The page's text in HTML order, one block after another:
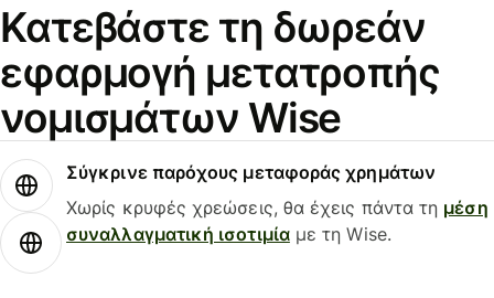
Κατεβάστε τη δωρεάν
εφαρμογή μετατροπής
νομισμάτων Wise
Σύγκρινε παρόχους μεταφοράς χρημάτων
Χωρίς κρυφές χρεώσεις, θα έχεις πάντα τη μέση
συναλλαγματική ισοτιμίαμε τη Wise.